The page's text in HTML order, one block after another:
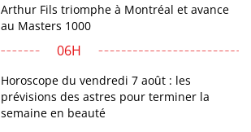
Arthur Fils triomphe à Montréal et avance
au Masters 1000
06H
Horoscope du vendredi 7 août : les
prévisions des astres pour terminer la
semaine en beauté